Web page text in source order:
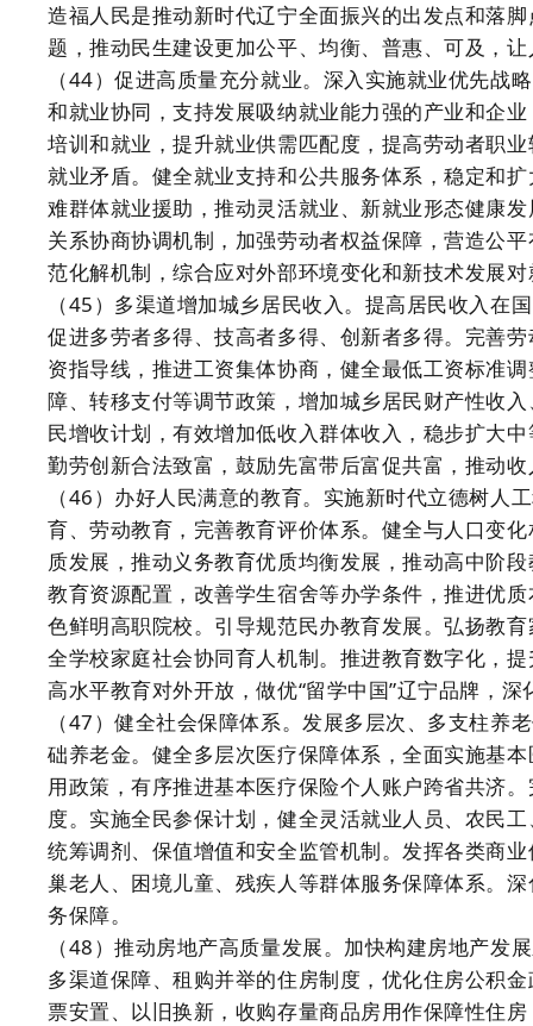
造福人民是推动新时代辽宁全面振兴的出发点和落
题，推动民生建设更加公平、均衡、普惠、可及，
（44）促进高质量充分就业。深入实施就业优先战
和就业协同，支持发展吸纳就业能力强的产业和企
培训和就业，提升就业供需匹配度，提高劳动者职
就业矛盾。健全就业支持和公共服务体系，稳定和
难群体就业援助，推动灵活就业、新就业形态健康
关系协商协调机制，加强劳动者权益保障，营造公
范化解机制，综合应对外部环境变化和新技术发展
（45）多渠道增加城乡居民收入。提高居民收入在
促进多劳者多得、技高者多得、创新者多得。完善
资指导线，推进工资集体协商，健全最低工资标准
障、转移支付等调节政策，增加城乡居民财产性收
民增收计划，有效增加低收入群体收入，稳步扩大
勤劳创新合法致富，鼓励先富带后富促共富，推动
（46）办好人民满意的教育。实施新时代立德树人
育、劳动教育，完善教育评价体系。健全与人口变
质发展，推动义务教育优质均衡发展，推动高中阶
教育资源配置，改善学生宿舍等办学条件，推进优
色鲜明高职院校。引导规范民办教育发展。弘扬教
全学校家庭社会协同育人机制。推进教育数字化，
高水平教育对外开放，做优“留学中国”辽宁品牌，
（47）健全社会保障体系。发展多层次、多支柱养
础养老金。健全多层次医疗保障体系，全面实施基
用政策，有序推进基本医疗保险个人账户跨省共济
度。实施全民参保计划，健全灵活就业人员、农民
统筹调剂、保值增值和安全监管机制。发挥各类商
巢老人、困境儿童、残疾人等群体服务保障体系。
务保障。
（48）推动房地产高质量发展。加快构建房地产发
多渠道保障、租购并举的住房制度，优化住房公积
票安置、以旧换新，收购存量商品房用作保障性住